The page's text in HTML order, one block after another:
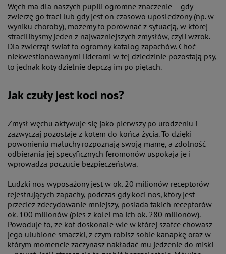
Węch ma dla naszych pupili ogromne znaczenie – gdy
zwierzę go traci lub gdy jest on czasowo upośledzony (np. w
wyniku choroby), możemy to porównać z sytuacją, w której
stracilibyśmy jeden z najważniejszych zmysłów, czyli wzrok.
Dla zwierząt świat to ogromny katalog zapachów. Choć
niekwestionowanymi liderami w tej dziedzinie pozostają psy,
to jednak koty dzielnie depczą im po piętach.
Jak czuły jest koci nos?
Zmysł węchu aktywuje się jako pierwszy po urodzeniu i
zazwyczaj pozostaje z kotem do końca życia. To dzięki
powonieniu maluchy rozpoznają swoją mamę, a zdolność
odbierania jej specyficznych feromonów uspokaja je i
wprowadza poczucie bezpieczeństwa.
Ludzki nos wyposażony jest w ok. 20 milionów receptorów
rejestrujących zapachy, podczas gdy koci nos, który jest
przecież zdecydowanie mniejszy, posiada takich receptorów
ok. 100 milionów (pies z kolei ma ich ok. 280 milionów).
Powoduje to, że kot doskonale wie w której szafce chowasz
jego ulubione smaczki, z czym robisz sobie kanapkę oraz w
którym momencie zaczynasz nakładać mu jedzenie do miski